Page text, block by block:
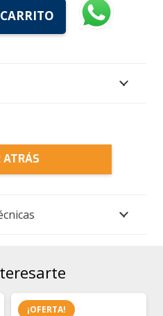
ATRÁS
¡OFERTA!